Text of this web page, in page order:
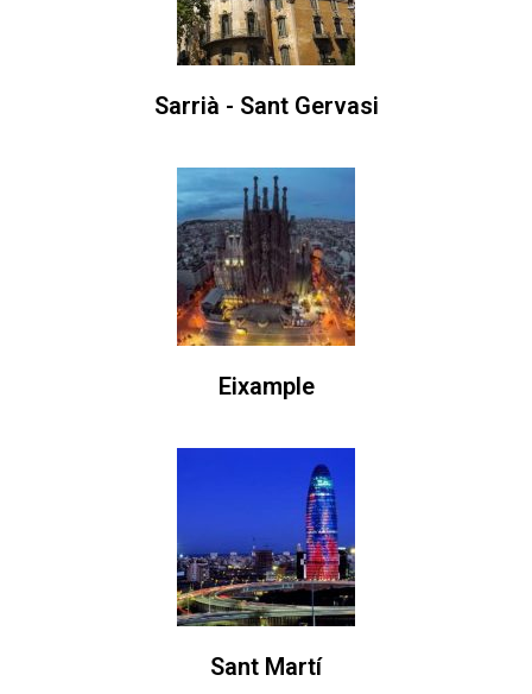
Sarrià - Sant Gervasi
Eixample
Sant Martí